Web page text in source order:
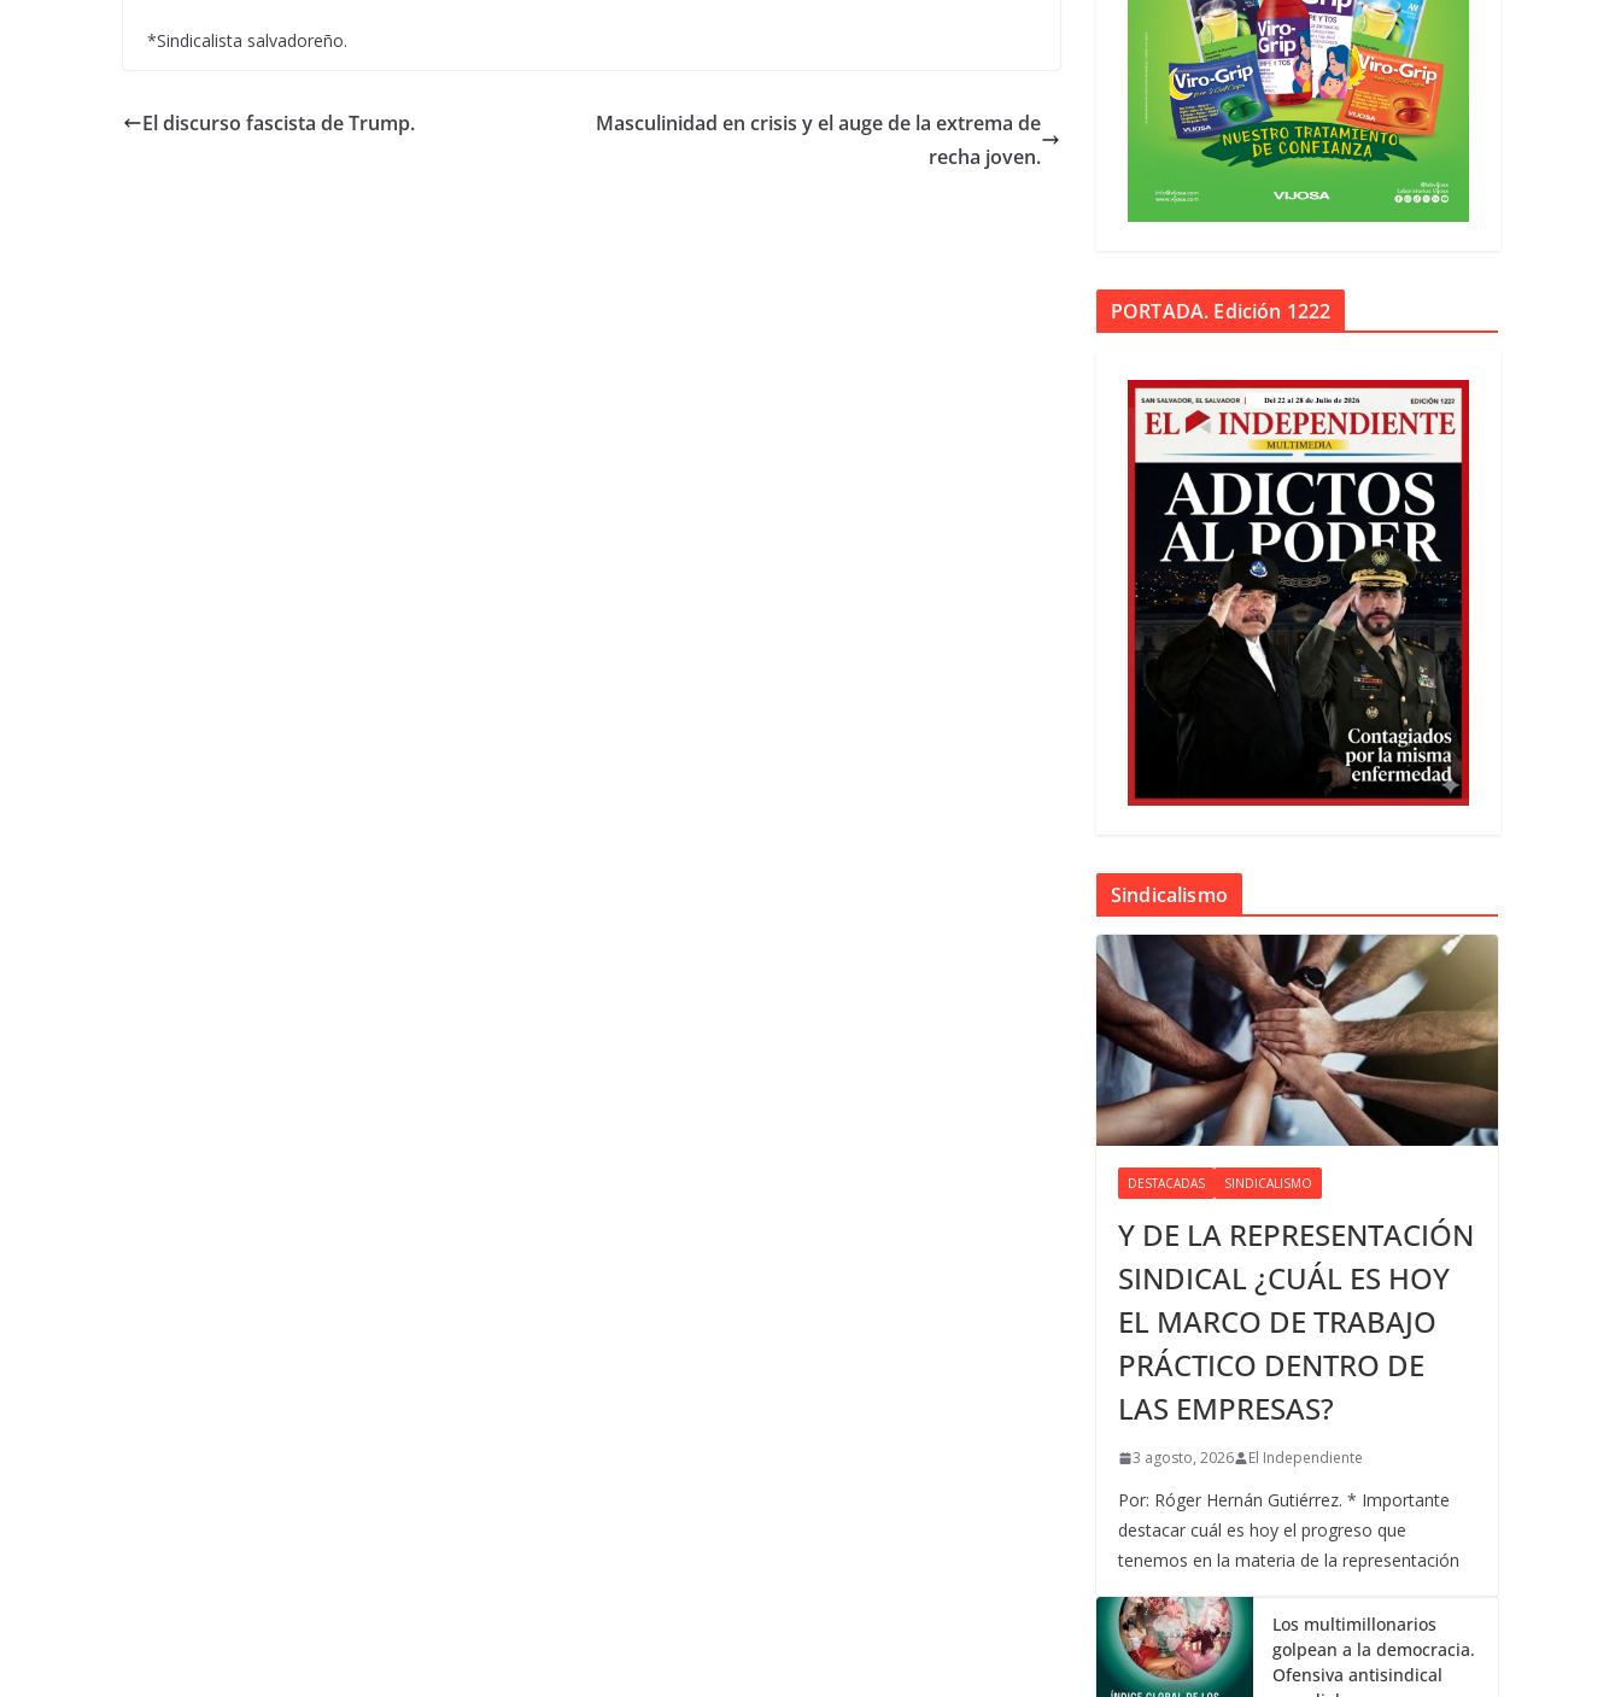
*Sindicalista salvadoreño.
El discurso fascista de Trump.
Masculinidad en crisis y el auge de la extrema de
recha joven.
PORTADA. Edición 1222
Sindicalismo
DESTACADAS SINDICALISMO
Y DE LA REPRESENTACIÓN
SINDICAL ¿CUÁL ES HOY
EL MARCO DE TRABAJO
PRÁCTICO DENTRO DE
LAS EMPRESAS?
3 agosto, 2026 El Independiente
Por: Róger Hernán Gutiérrez. * Importante
destacar cuál es hoy el progreso que
tenemos en la materia de la representación
Los multimillonarios
golpean a la democracia.
Ofensiva antisindical